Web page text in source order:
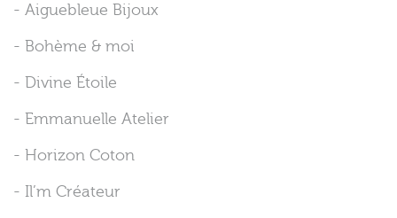
- Aiguebleue Bijoux
- Bohème & moi
- Divine Étoile
- Emmanuelle Atelier
- Horizon Coton
- Il’m Créateur